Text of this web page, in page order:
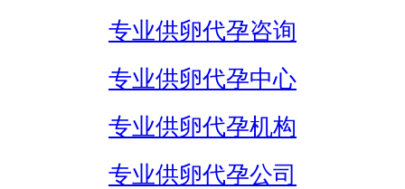
专业供卵代孕咨询
专业供卵代孕中心
专业供卵代孕机构
专业供卵代孕公司